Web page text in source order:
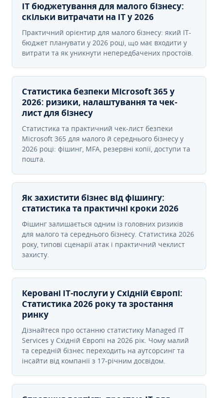
IT бюджетування для малого бізнесу:
скільки витрачати на IT у 2026
Практичний орієнтир для малого бізнесу: який IT-
бюджет планувати у 2026 році, що має входити у
витрати та як уникнути непередбачених простоїв.
Статистика безпеки Microsoft 365 у
2026: ризики, налаштування та чек-
лист для бізнесу
Статистика та практичний чек-лист безпеки
Microsoft 365 для малого й середнього бізнесу у
2026 році: фішинг, MFA, резервні копії, доступи та
пошта.
Як захистити бізнес від фішингу:
статистика та практичні кроки 2026
Фішинг залишається одним із головних ризиків
для малого та середнього бізнесу. Статистика 2026
року, типові сценарії атак і практичний чеклист
захисту.
Керовані ІТ-послуги у Східній Європі:
Статистика 2026 року та зростання
ринку
Дізнайтеся про останню статистику Managed IT
Services у Східній Європі на 2026 рік. Чому малий
та середній бізнес переходить на аутсорсинг та
інсайти від компанії з 17-річним досвідом.